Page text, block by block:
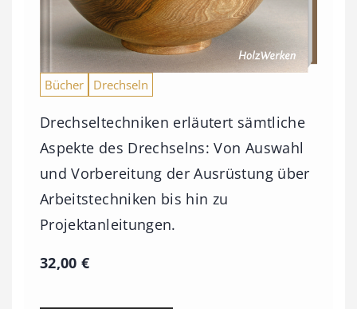
Bücher Drechseln
Drechseltechniken erläutert sämtliche
Aspekte des Drechselns: Von Auswahl
und Vorbereitung der Ausrüstung über
Arbeitstechniken bis hin zu
Projektanleitungen.
32,00€